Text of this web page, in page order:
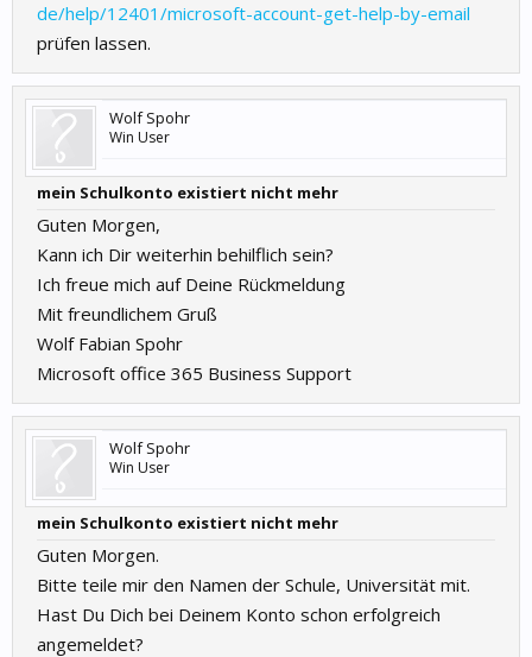
de/help/12401/microsoft-account-get-help-by-email
prüfen lassen.
Wolf Spohr
Win User
mein Schulkonto existiert nicht mehr
Guten Morgen,
Kann ich Dir weiterhin behilflich sein?
Ich freue mich auf Deine Rückmeldung
Mit freundlichem Gruß
Wolf Fabian Spohr
Microsoft office 365 Business Support
Wolf Spohr
Win User
mein Schulkonto existiert nicht mehr
Guten Morgen.
Bitte teile mir den Namen der Schule, Universität mit.
Hast Du Dich bei Deinem Konto schon erfolgreich
angemeldet?